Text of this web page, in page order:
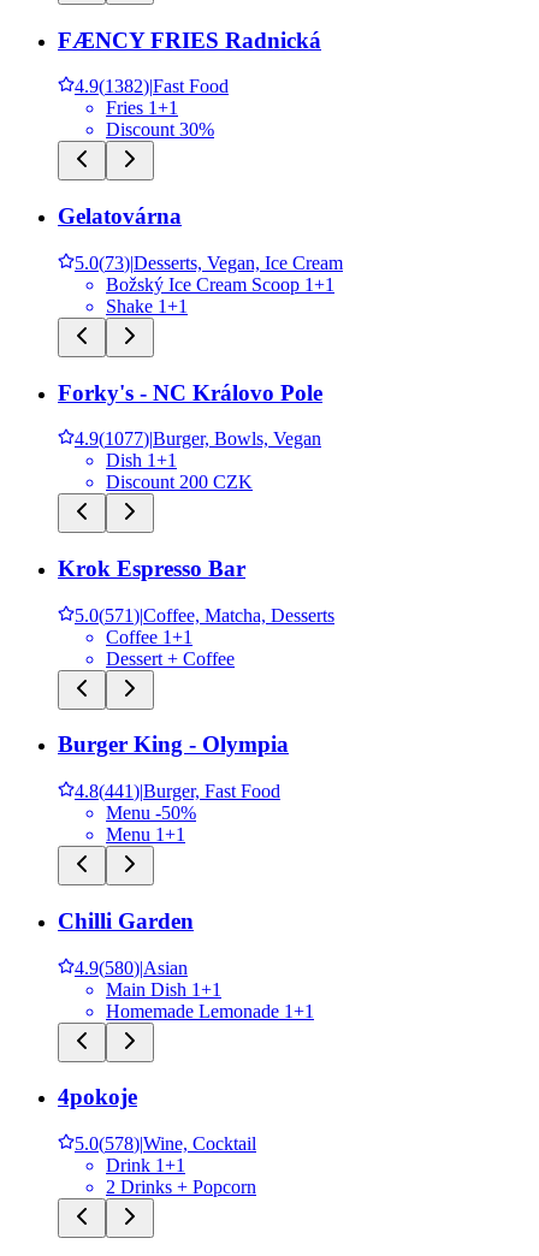
FÆNCY FRIES Radnická
4.9(1382)|Fast Food
Fries 1+1
Discount 30%
Gelatovárna
5.0(73)|Desserts, Vegan, Ice Cream
Božský Ice Cream Scoop 1+1
Shake 1+1
Forky's - NC Královo Pole
4.9(1077)|Burger, Bowls, Vegan
Dish 1+1
Discount 200 CZK
Krok Espresso Bar
5.0(571)|Coffee, Matcha, Desserts
Coffee 1+1
Dessert + Coffee
Burger King - Olympia
4.8(441)|Burger, Fast Food
Menu -50%
Menu 1+1
Chilli Garden
4.9(580)|Asian
Main Dish 1+1
Homemade Lemonade 1+1
4pokoje
5.0(578)|Wine, Cocktail
Drink 1+1
2 Drinks + Popcorn